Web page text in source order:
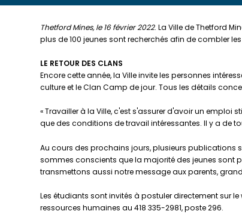
Thetford Mines, le 16 février 2022. La Ville de Thetford
plus de 100 jeunes sont recherchés afin de combler
LE RETOUR DES CLANS
Encore cette année, la Ville invite les personnes
culture et le Clan Camp de jour. Tous les détails
« Travailler à la Ville, c'est s'assurer d'avoir un
que des conditions de travail intéressantes. Il y a de
Au cours des prochains jours, plusieurs publications
sommes conscients que la majorité des jeunes sont
transmettons aussi notre message aux parents,
Les étudiants sont invités à postuler directement sur
ressources humaines au 418 335-2981, poste 296.